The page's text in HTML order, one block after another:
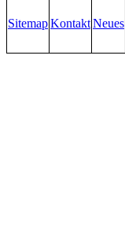
SitemapKontaktNeues